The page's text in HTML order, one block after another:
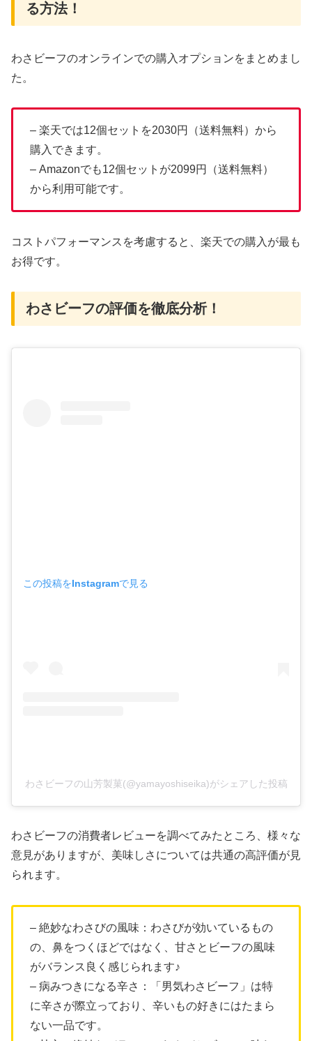
る方法！
わさビーフのオンラインでの購入オプションをまとめまし
た。
– 楽天では12個セットを2030円（送料無料）から
購入できます。
– Amazonでも12個セットが2099円（送料無料）
から利用可能です。
コストパフォーマンスを考慮すると、楽天での購入が最も
お得です。
わさビーフの評価を徹底分析！
この投稿をInstagramで見る
わさビーフの山芳製菓(@yamayoshiseika)がシェアした投稿
わさビーフの消費者レビューを調べてみたところ、様々な
意見がありますが、美味しさについては共通の高評価が見
られます。
– 絶妙なわさびの風味：わさびが効いているもの
の、鼻をつくほどではなく、甘さとビーフの風味
がバランス良く感じられます♪
– 病みつきになる辛さ：「男気わさビーフ」は特
に辛さが際立っており、辛いもの好きにはたまら
ない一品です。